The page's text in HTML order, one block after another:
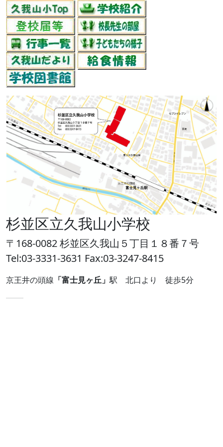
杉並区立久我山小学校
〒168-0082 杉並区久我山５丁目１８番７号
Tel:03-3331-3631 Fax:03-3247-8415
京王井の頭線 「富士見ヶ丘」駅 北口より 徒歩5分